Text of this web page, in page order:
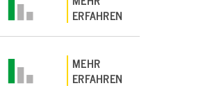
ERFAHREN
MEHR
ERFAHREN